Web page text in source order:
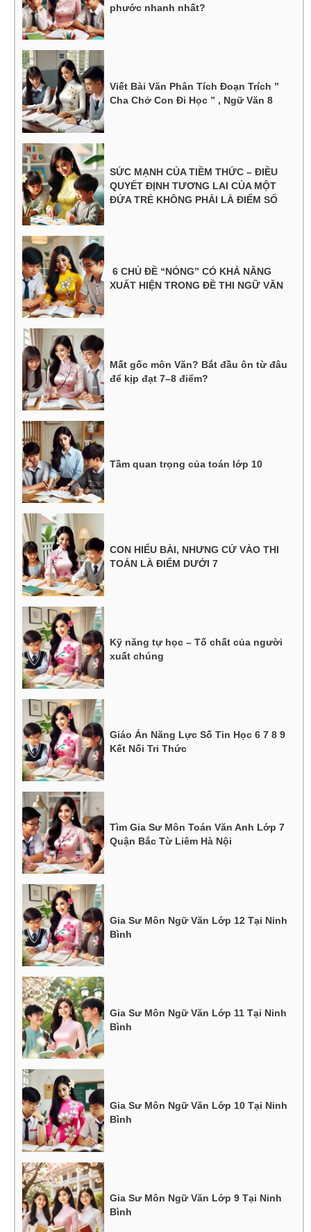
phước nhanh nhất?
Viết Bài Văn Phân Tích Đoạn Trích ”
Cha Chở Con Đi Học ” , Ngữ Văn 8
SỨC MẠNH CỦA TIỀM THỨC – ĐIỀU
QUYẾT ĐỊNH TƯƠNG LAI CỦA MỘT
ĐỨA TRẺ KHÔNG PHẢI LÀ ĐIỂM SỐ
6 CHỦ ĐỀ “NÓNG” CÓ KHẢ NĂNG
XUẤT HIỆN TRONG ĐỀ THI NGỮ VĂN
Mất gốc môn Văn? Bắt đầu ôn từ đâu
để kịp đạt 7–8 điểm?
Tầm quan trọng của toán lớp 10
CON HIỂU BÀI, NHƯNG CỨ VÀO THI
TOÁN LÀ ĐIỂM DƯỚI 7
Kỹ năng tự học – Tố chất của người
xuất chúng
Giáo Án Năng Lực Số Tin Học 6 7 8 9
Kết Nối Tri Thức
Tìm Gia Sư Môn Toán Văn Anh Lớp 7
Quận Bắc Từ Liêm Hà Nội
Gia Sư Môn Ngữ Văn Lớp 12 Tại Ninh
Bình
Gia Sư Môn Ngữ Văn Lớp 11 Tại Ninh
Bình
Gia Sư Môn Ngữ Văn Lớp 10 Tại Ninh
Bình
Gia Sư Môn Ngữ Văn Lớp 9 Tại Ninh
Bình